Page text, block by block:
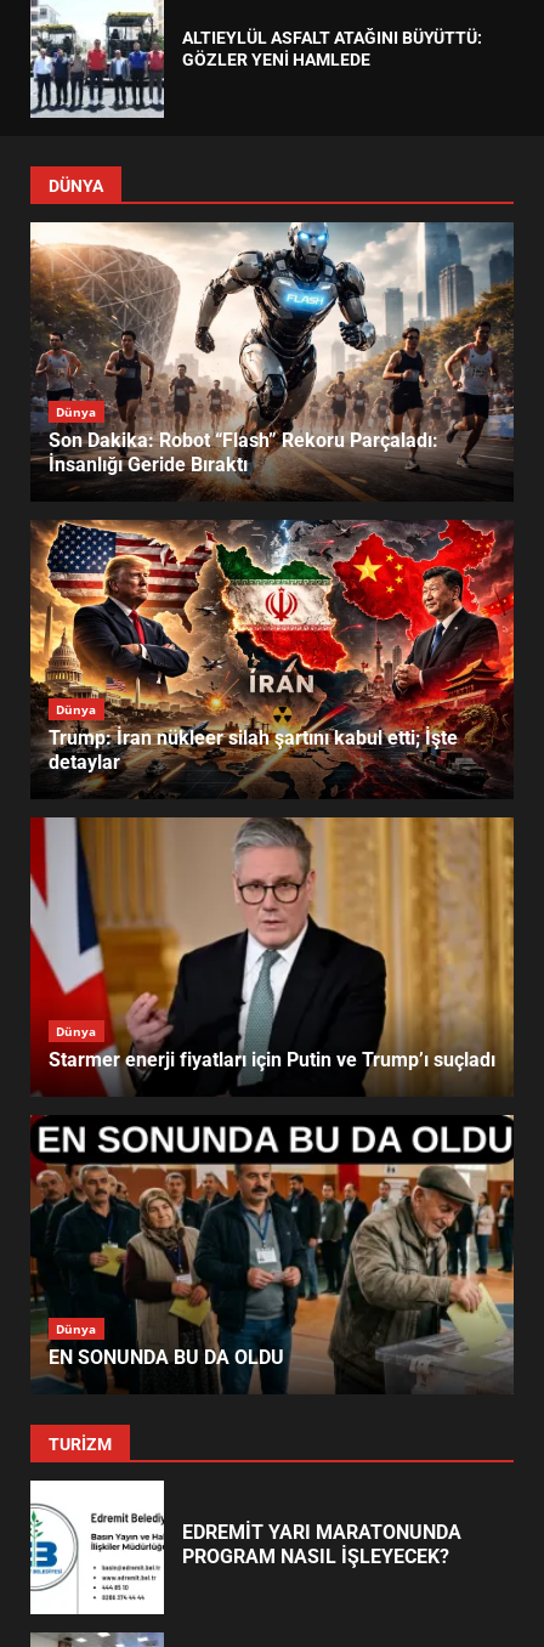
ALTIEYLÜL ASFALT ATAĞINI BÜYÜTTÜ:
GÖZLER YENİ HAMLEDE
DÜNYA
Dünya
Son Dakika: Robot “Flash” Rekoru Parçaladı:
İnsanlığı Geride Bıraktı
Dünya
Trump: İran nükleer silah şartını kabul etti; İşte
detaylar
Dünya
Starmer enerji fiyatları için Putin ve Trump’ı suçladı
Dünya
EN SONUNDA BU DA OLDU
TURİZM
EDREMİT YARI MARATONUNDA
PROGRAM NASIL İŞLEYECEK?